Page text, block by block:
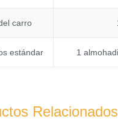
carro
estándar 1
Relacionados